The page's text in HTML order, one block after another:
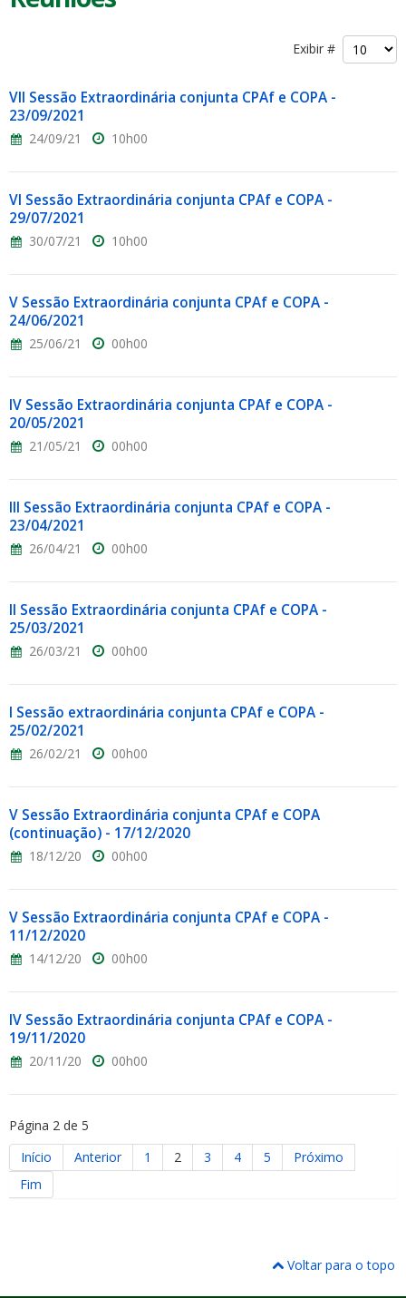
Exibir #
VII Sessão Extraordinária conjunta CPAf e COPA -
23/09/2021
24/09/21 10h00
VI Sessão Extraordinária conjunta CPAf e COPA -
29/07/2021
30/07/21 10h00
V Sessão Extraordinária conjunta CPAf e COPA -
24/06/2021
25/06/21 00h00
IV Sessão Extraordinária conjunta CPAf e COPA -
20/05/2021
21/05/21 00h00
III Sessão Extraordinária conjunta CPAf e COPA -
23/04/2021
26/04/21 00h00
II Sessão Extraordinária conjunta CPAf e COPA -
25/03/2021
26/03/21 00h00
I Sessão extraordinária conjunta CPAf e COPA -
25/02/2021
26/02/21 00h00
V Sessão Extraordinária conjunta CPAf e COPA
(continuação) - 17/12/2020
18/12/20 00h00
V Sessão Extraordinária conjunta CPAf e COPA -
11/12/2020
14/12/20 00h00
IV Sessão Extraordinária conjunta CPAf e COPA -
19/11/2020
20/11/20 00h00
Página 2 de 5
Início
Anterior 1 2 3 4 5
Próximo
Fim
Voltar para o topo